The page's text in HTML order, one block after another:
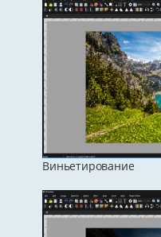
Виньетирование